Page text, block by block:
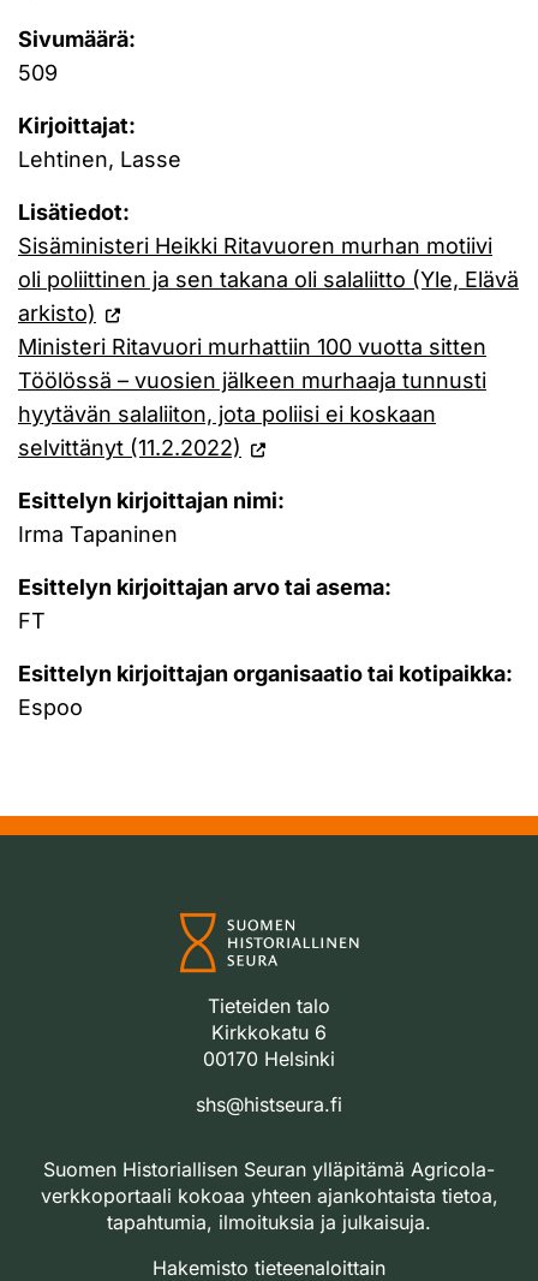
Sivumäärä:
509
Kirjoittajat:
Lehtinen, Lasse
Lisätiedot:
Sisäministeri Heikki Ritavuoren murhan motiivi
oli poliittinen ja sen takana oli salaliitto (Yle, Elävä
arkisto)
Ministeri Ritavuori murhattiin 100 vuotta sitten
Töölössä – vuosien jälkeen murhaaja tunnusti
hyytävän sala­liiton, jota poliisi ei koskaan
selvittänyt (11.2.2022)
Esittelyn kirjoittajan nimi:
Irma Tapaninen
Esittelyn kirjoittajan arvo tai asema:
FT
Esittelyn kirjoittajan organisaatio tai kotipaikka:
Espoo
Tieteiden talo
Kirkkokatu 6
00170 Helsinki
shs@histseura.fi
Suomen Historiallisen Seuran ylläpitämä Agricola-
verkkoportaali kokoaa yhteen ajankohtaista tietoa,
tapahtumia, ilmoituksia ja julkaisuja.
Hakemisto tieteenaloittain